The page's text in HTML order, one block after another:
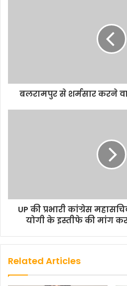
बलरामपुर से शर्मसार करने
UP की प्रभारी कांग्रेस
योगी के इस्तीफे की मांग
Related Articles